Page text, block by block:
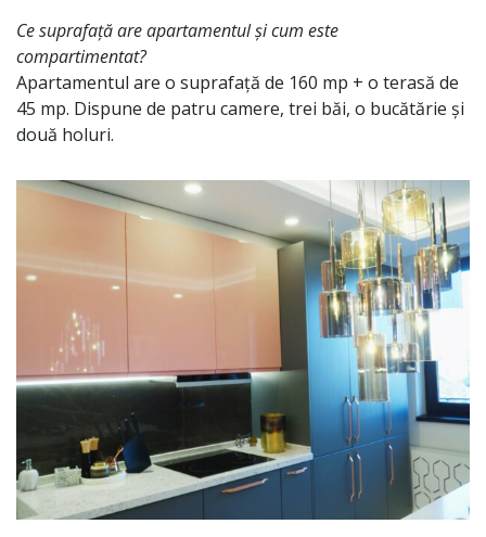
Ce suprafață are apartamentul și cum este
compartimentat?
Apartamentul are o suprafață de 160 mp + o terasă de
45 mp. Dispune de patru camere, trei băi, o bucătărie și
două holuri.